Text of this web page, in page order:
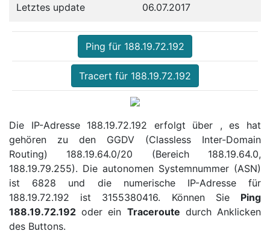
Letztes update 06.07.2017
Ping für 188.19.72.192
Tracert für 188.19.72.192
Die IP-Adresse 188.19.72.192 erfolgt über , es hat
gehören zu den GGDV (Classless Inter-Domain
Routing) 188.19.64.0/20 (Bereich 188.19.64.0,
188.19.79.255). Die autonomen Systemnummer (ASN)
ist 6828 und die numerische IP-Adresse für
188.19.72.192 ist 3155380416. Können Sie Ping
188.19.72.192 oder ein Traceroute durch Anklicken
des Buttons.